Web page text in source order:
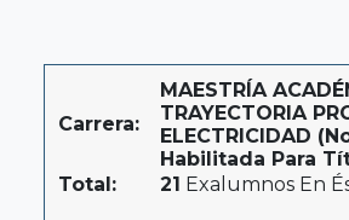
Carrera:
MAESTRÍA
TRAYECTORIA
ELECTRICIDAD
Habilitada Para
Total:
21 Exalumnos En